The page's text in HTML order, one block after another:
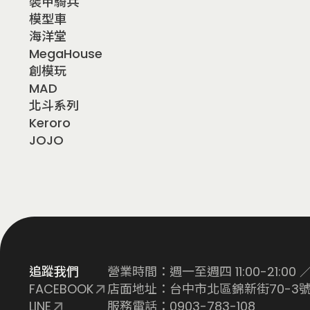
模型車
海洋堂
MegaHouse
創模玩
MAD
北斗系列
Keroro
JOJO
追蹤我們
FACEBOOK
LINE
營業時間：週一至週四 11:00-21:00
店面地址：台中市北區錦新街70-3
服務電話：0903-783-108